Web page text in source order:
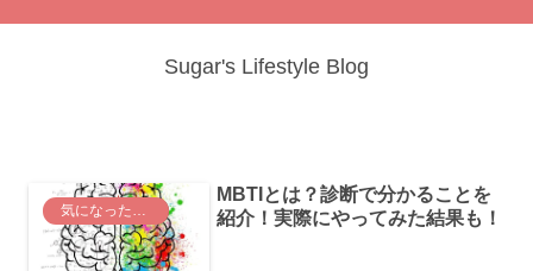
Sugar's Lifestyle Blog
気になった言葉
MBTIとは？診断で分かることを
紹介！実際にやってみた結果も！